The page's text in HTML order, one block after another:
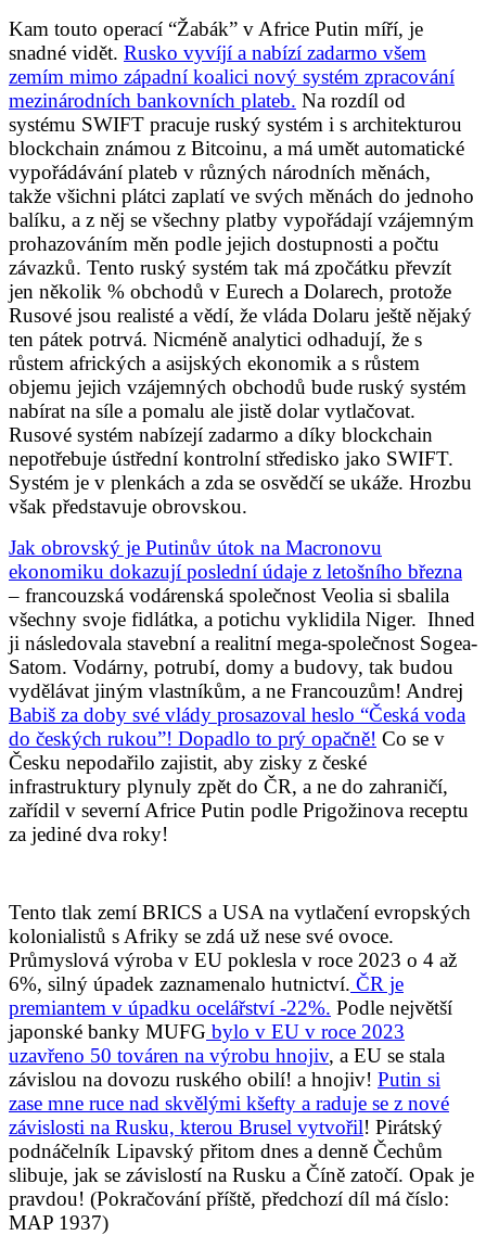
Kam touto operací “Žabák” v Africe Putin míří, je
snadné vidět. Rusko vyvíjí a nabízí zadarmo všem
zemím mimo západní koalici nový systém zpracování
mezinárodních bankovních plateb. Na rozdíl od
systému SWIFT pracuje ruský systém i s architekturou
blockchain známou z Bitcoinu, a má umět automatické
vypořádávání plateb v různých národních měnách,
takže všichni plátci zaplatí ve svých měnách do jednoho
balíku, a z něj se všechny platby vypořádají vzájemným
prohazováním měn podle jejich dostupnosti a počtu
závazků. Tento ruský systém tak má zpočátku převzít
jen několik % obchodů v Eurech a Dolarech, protože
Rusové jsou realisté a vědí, že vláda Dolaru ještě nějaký
ten pátek potrvá. Nicméně analytici odhadují, že s
růstem afrických a asijských ekonomik a s růstem
objemu jejich vzájemných obchodů bude ruský systém
nabírat na síle a pomalu ale jistě dolar vytlačovat.
Rusové systém nabízejí zadarmo a díky blockchain
nepotřebuje ústřední kontrolní středisko jako SWIFT.
Systém je v plenkách a zda se osvědčí se ukáže. Hrozbu
však představuje obrovskou.
Jak obrovský je Putinův útok na Macronovu
ekonomiku dokazují poslední údaje z letošního března
– francouzská vodárenská společnost Veolia si sbalila
všechny svoje fidlátka, a potichu vyklidila Niger. Ihned
ji následovala stavební a realitní mega-společnost Sogea-
Satom. Vodárny, potrubí, domy a budovy, tak budou
vydělávat jiným vlastníkům, a ne Francouzům! Andrej
Babiš za doby své vlády prosazoval heslo “Česká voda
do českých rukou”! Dopadlo to prý opačně! Co se v
Česku nepodařilo zajistit, aby zisky z české
infrastruktury plynuly zpět do ČR, a ne do zahraničí,
zařídil v severní Africe Putin podle Prigožinova receptu
za jediné dva roky!
Tento tlak zemí BRICS a USA na vytlačení evropských
kolonialistů s Afriky se zdá už nese své ovoce.
Průmyslová výroba v EU poklesla v roce 2023 o 4 až
6%, silný úpadek zaznamenalo hutnictví. ČR je
premiantem v úpadku ocelářství -22%. Podle největší
japonské banky MUFG bylo v EU v roce 2023
uzavřeno 50 továren na výrobu hnojiv, a EU se stala
závislou na dovozu ruského obilí! a hnojiv! Putin si
zase mne ruce nad skvělými kšefty a raduje se z nové
závislosti na Rusku, kterou Brusel vytvořil! Pirátský
podnáčelník Lipavský přitom dnes a denně Čechům
slibuje, jak se závislostí na Rusku a Číně zatočí. Opak je
pravdou! (Pokračování příště, předchozí díl má číslo:
MAP 1937)